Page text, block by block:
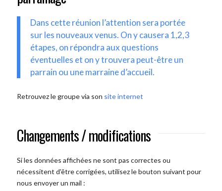
Dans cette réunion l’attention sera portée
sur les nouveaux venus. On y causera 1,2,3
étapes, on répondra aux questions
éventuelles et on y trouvera peut-être un
parrain ou une marraine d’accueil.
Retrouvez le groupe via son site internet
Changements / modifications
Si les données affichées ne sont pas correctes ou
nécessitent d'être corrigées, utilisez le bouton suivant pour
nous envoyer un mail :